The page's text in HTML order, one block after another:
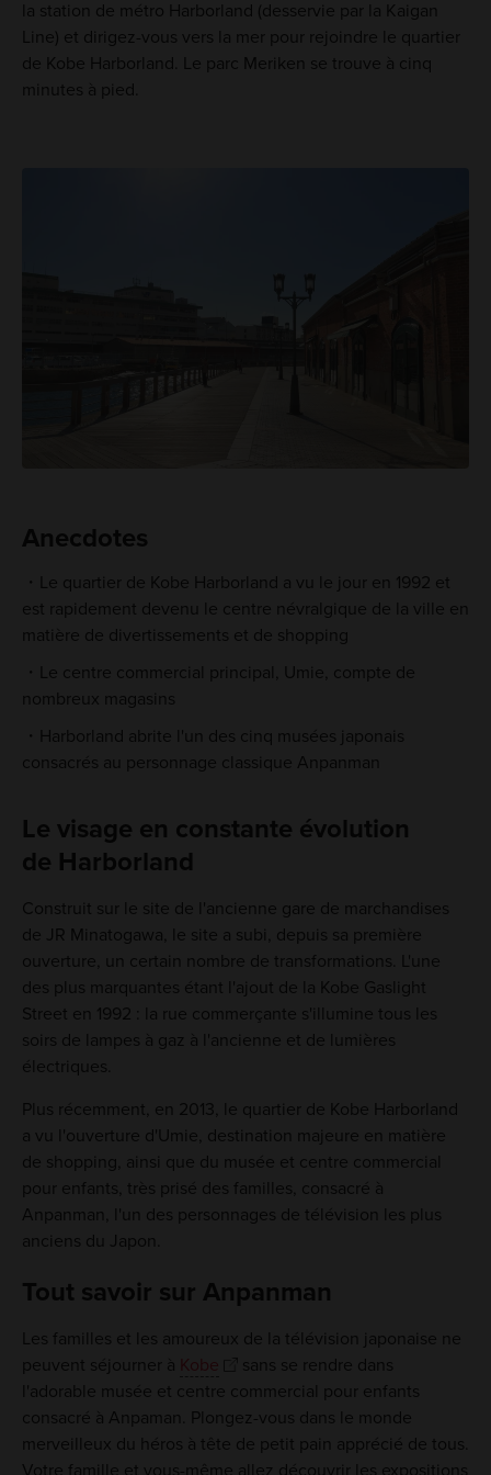
la station de métro Harborland (desservie par la Kaigan
Line) et dirigez-vous vers la mer pour rejoindre le quartier
de Kobe Harborland. Le parc Meriken se trouve à cinq
minutes à pied.
Anecdotes
Le quartier de Kobe Harborland a vu le jour en 1992 et
est rapidement devenu le centre névralgique de la ville en
matière de divertissements et de shopping
Le centre commercial principal, Umie, compte de
nombreux magasins
Harborland abrite l'un des cinq musées japonais
consacrés au personnage classique Anpanman
Le visage en constante évolution
de Harborland
Construit sur le site de l'ancienne gare de marchandises
de JR Minatogawa, le site a subi, depuis sa première
ouverture, un certain nombre de transformations. L'une
des plus marquantes étant l'ajout de la Kobe Gaslight
Street en 1992 : la rue commerçante s'illumine tous les
soirs de lampes à gaz à l'ancienne et de lumières
électriques.
Plus récemment, en 2013, le quartier de Kobe Harborland
a vu l'ouverture d'Umie, destination majeure en matière
de shopping, ainsi que du musée et centre commercial
pour enfants, très prisé des familles, consacré à
Anpanman, l'un des personnages de télévision les plus
anciens du Japon.
Tout savoir sur Anpanman
Les familles et les amoureux de la télévision japonaise ne
peuvent séjourner à Kobe
sans se rendre dans
l'adorable musée et centre commercial pour enfants
consacré à Anpaman. Plongez-vous dans le monde
merveilleux du héros à tête de petit pain apprécié de tous.